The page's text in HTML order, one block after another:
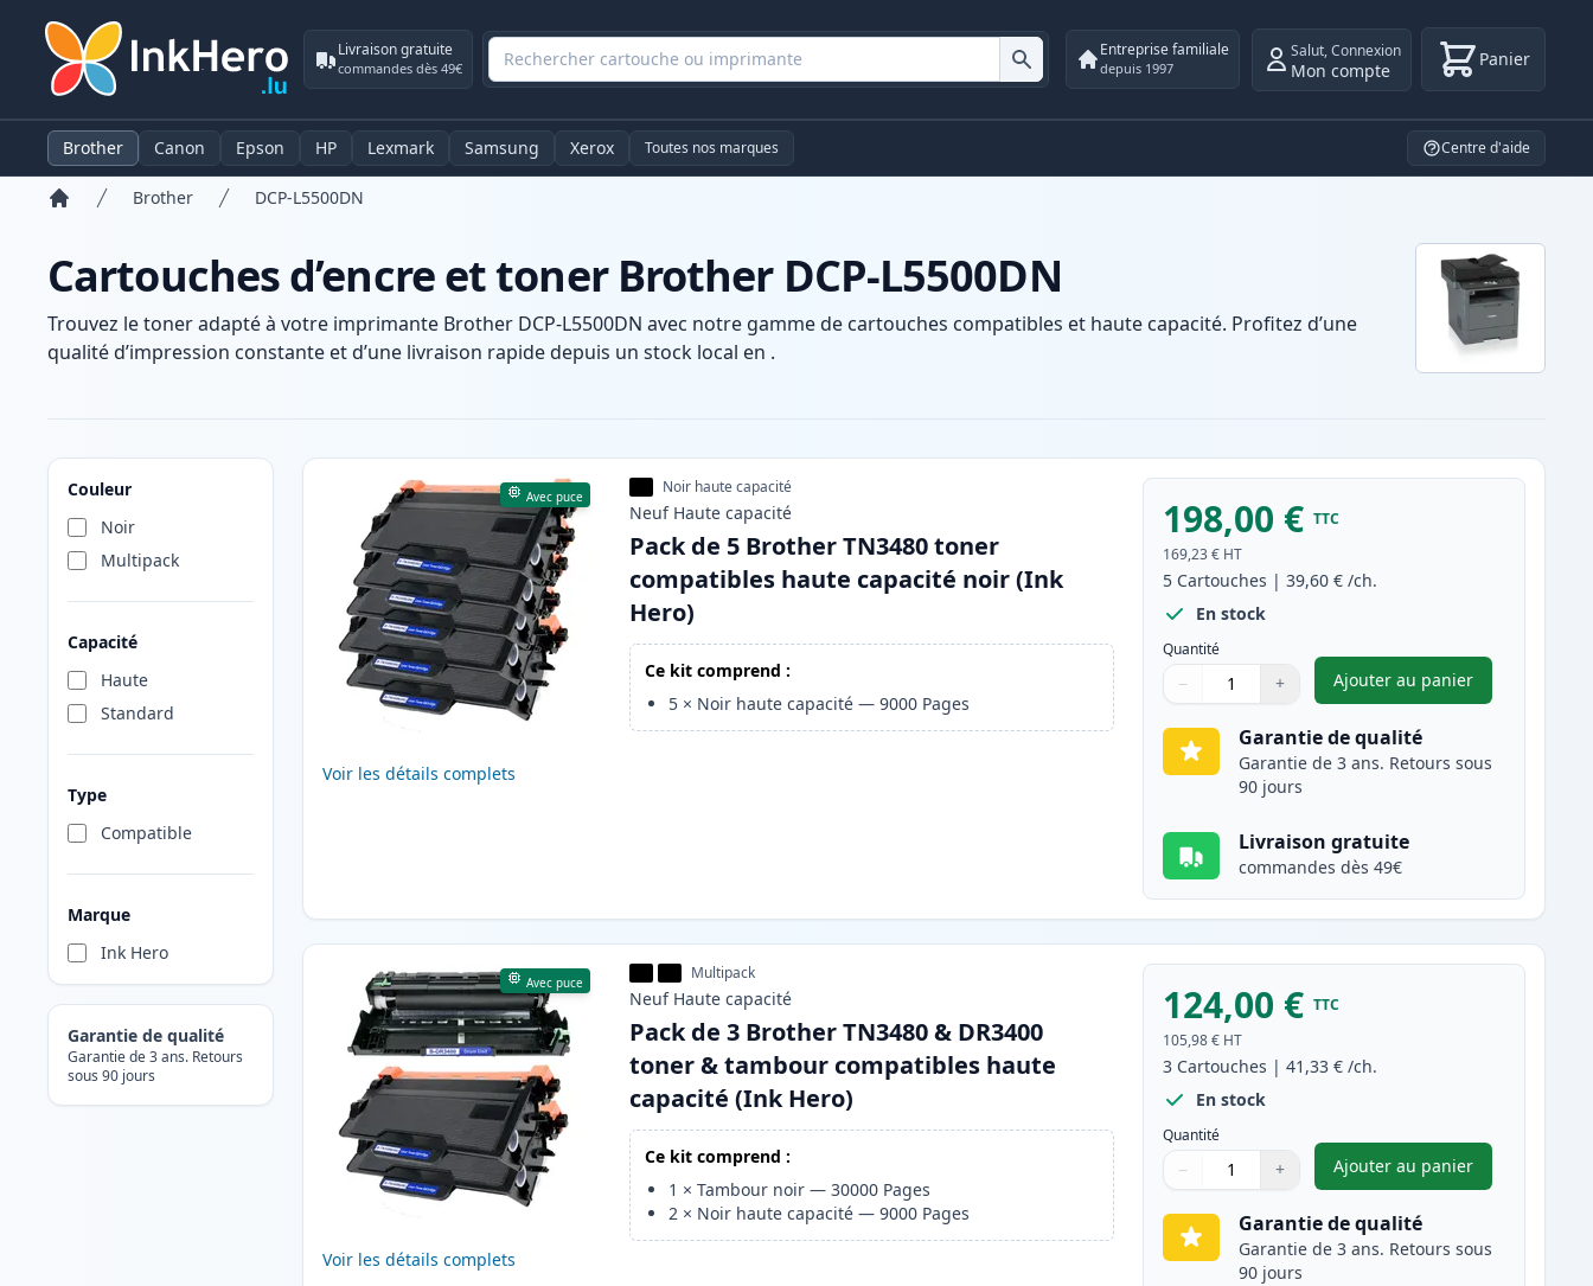
Livraison gratuite
commandes dès 49€
Entreprise familiale
depuis 1997
Salut,Connexion
Mon compte Panier
Brother Canon Epson HP Lexmark Samsung Xerox Toutes nos marques Centre d'aide
Brother DCP-L5500DN
Cartouches d’encre et toner Brother DCP-L5500DN
Trouvez le toner adapté à votre imprimante Brother DCP-L5500DN avec notre gamme de cartouches compatibles et haute capacité. Profitez d’une
qualité d’impression constante et d’une livraison rapide depuis un stock local en .
Couleur
Noir
Multipack
Capacité
Haute
Standard
Type
Compatible
Marque
Ink Hero
Garantie de qualité
Garantie de 3 ans. Retours
sous 90 jours
Produits
Avec puce
Voir les détails complets
Noir haute capacité
Neuf Haute capacité
Pack de 5 Brother TN3480 toner
compatibles haute capacité noir (Ink
Hero)
Ce kit comprend :
5 × Noir haute capacité —9000 Pages
198,00 € TTC
169,23 € HT
5 Cartouches |39,60 € /ch.
En stock
Quantité
Quantité
Utilisez les boutons pour ajuster
− +
Quantité
Ajouter au panier
,Pack de 5 Brother
Garantie de qualité
Garantie de 3 ans. Retours sous
90 jours
Livraison gratuite
commandes dès 49€
Avec puce
Voir les détails complets
Multipack
Neuf Haute capacité
Pack de 3 Brother TN3480 & DR3400
toner & tambour compatibles haute
capacité (Ink Hero)
Ce kit comprend :
1 ×Tambour noir —30000 Pages
2 × Noir haute capacité —9000 Pages
124,00 € TTC
105,98 € HT
3 Cartouches |41,33 € /ch.
En stock
Quantité
Quantité
Utilisez les boutons pour ajuster
− +
Quantité
Ajouter au panier
,Pack de 3 Brother
Garantie de qualité
Garantie de 3 ans. Retours sous
90 jours